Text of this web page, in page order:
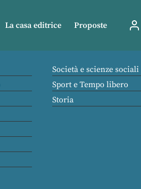
La casa editrice Proposte
Società e scienze sociali
Sport e Tempo libero
Storia